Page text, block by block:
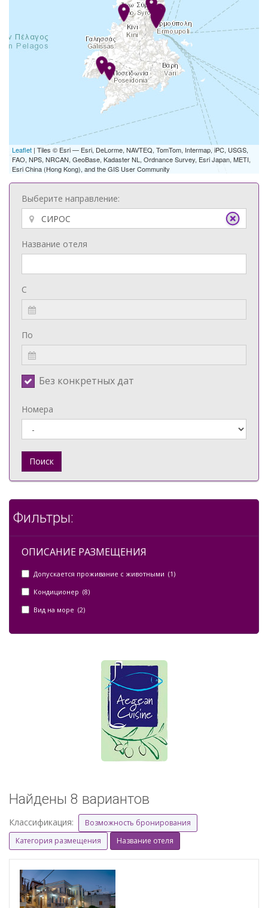
Leaflet | Tiles © Esri — Esri, DeLorme, NAVTEQ, TomTom, Intermap, iPC, USGS,
FAO, NPS, NRCAN, GeoBase, Kadaster NL, Ordnance Survey, Esri Japan, METI,
Esri China (Hong Kong), and the GIS User Community
Выберите направление:
Название отеля
С
По
Без конкретных дат
Номера
Поиск
Фильтры:
ОПИСАНИЕ РАЗМЕЩЕНИЯ
Допускается проживание с животными (1)
Кондиционер (8)
Вид на море (2)
Найдены 8 вариантов
Классификация:
Возможность бронирования
Категория размещения
Название отеля